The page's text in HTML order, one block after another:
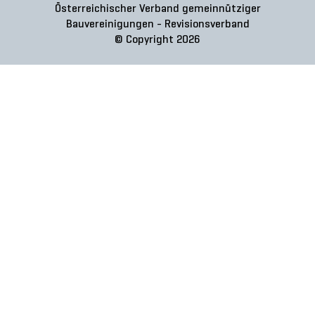
Österreichischer Verband gemeinnütziger
Bauvereinigungen - Revisionsverband
© Copyright 2026